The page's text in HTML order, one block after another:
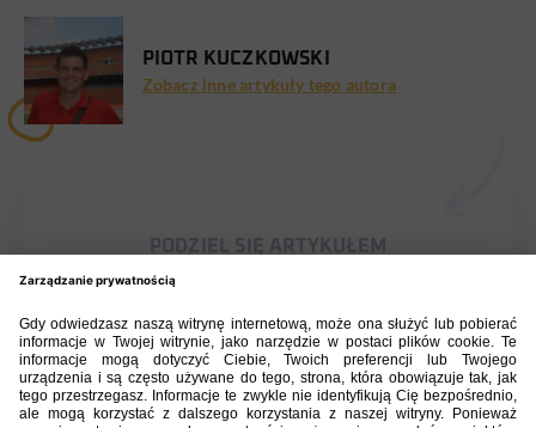
PIOTR KUCZKOWSKI
Zobacz inne artykuły tego autora
PODZIEL SIĘ ARTYKUŁEM
BIBLIOTEKA PZPN